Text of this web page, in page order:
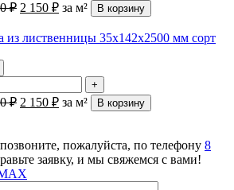
₽ 2 150 ₽ за м² В корзину
из лиственницы 35х142х2500 мм сорт
+
₽ 2 150 ₽ за м² В корзину
пожалуйста, по телефону 8
заявку, и мы свяжемся с вами!